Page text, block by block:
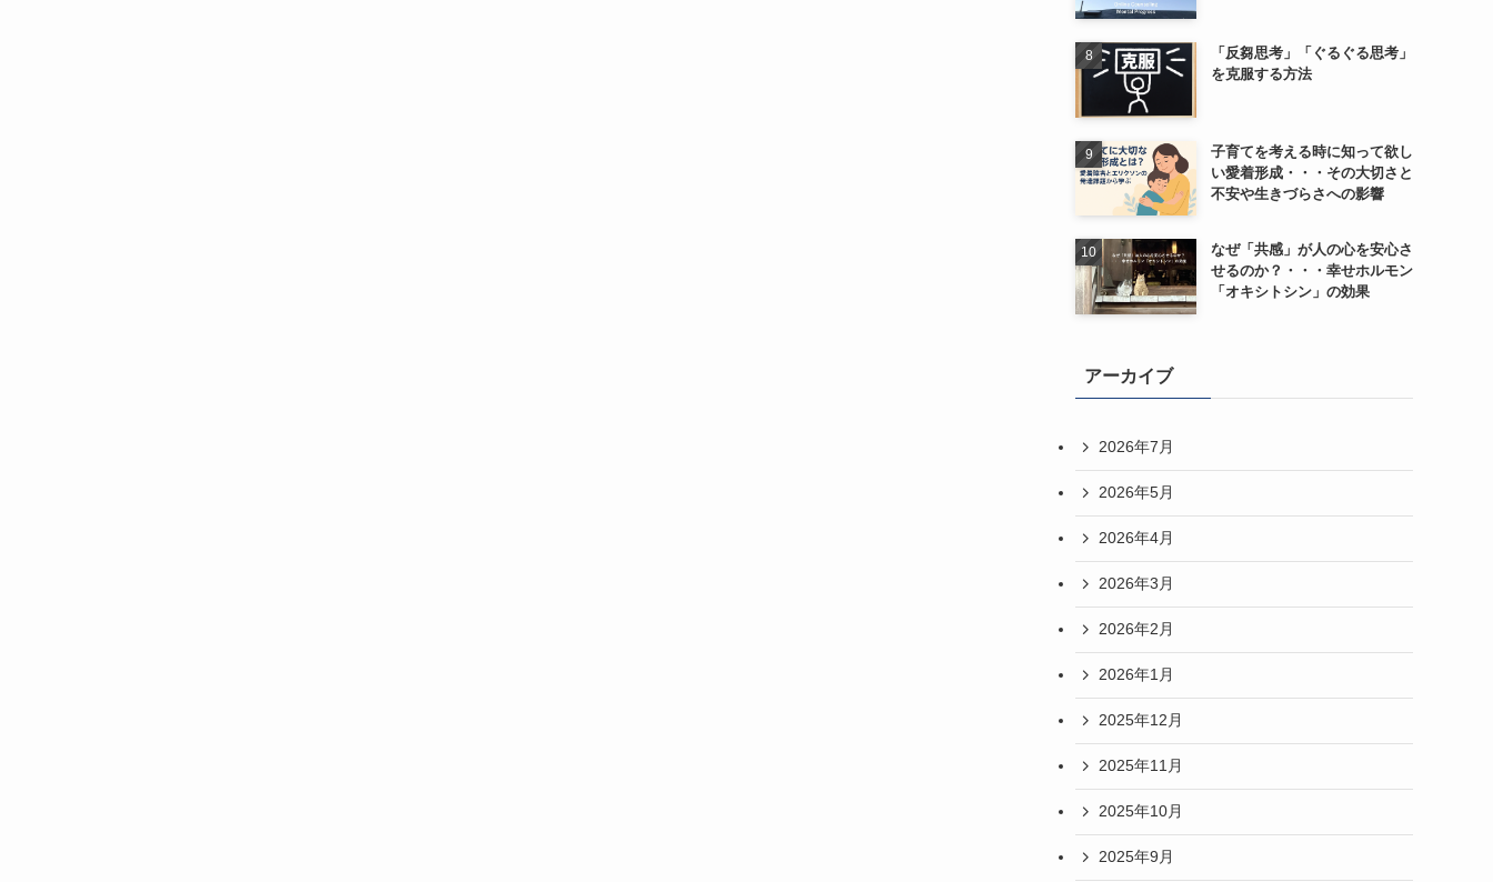
「反芻思考」「ぐるぐる思考」
を克服する方法
子育てを考える時に知って欲し
い愛着形成・・・その大切さと
不安や生きづらさへの影響
なぜ「共感」が人の心を安心さ
せるのか？・・・幸せホルモン
「オキシトシン」の効果
アーカイブ
2026年7月
2026年5月
2026年4月
2026年3月
2026年2月
2026年1月
2025年12月
2025年11月
2025年10月
2025年9月